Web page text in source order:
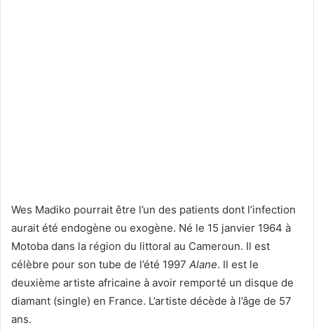
Wes Madiko pourrait être l’un des patients dont l’infection
aurait été endogène ou exogène. Né le 15 janvier 1964 à
Motoba dans la région du littoral au Cameroun. Il est
célèbre pour son tube de l’été 1997 Alane. Il est le
deuxième artiste africaine à avoir remporté un disque de
diamant (single) en France. L’artiste décède à l’âge de 57
ans.